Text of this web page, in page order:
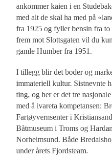
ankommer kaien i en
med alt de skal ha med på
fra 1925 og fyller bensin fra
frem mot Slottsgaten vil du
gamle Humber fra 1951.
I tillegg blir det boder og
immateriell kultur. Sistnevnte
ting, og her er det tre
med å ivareta kompetansen:
Fartøyvernsenter i
Båtmuseum i Troms og
Norheimsund. Både
under årets Fjordsteam.